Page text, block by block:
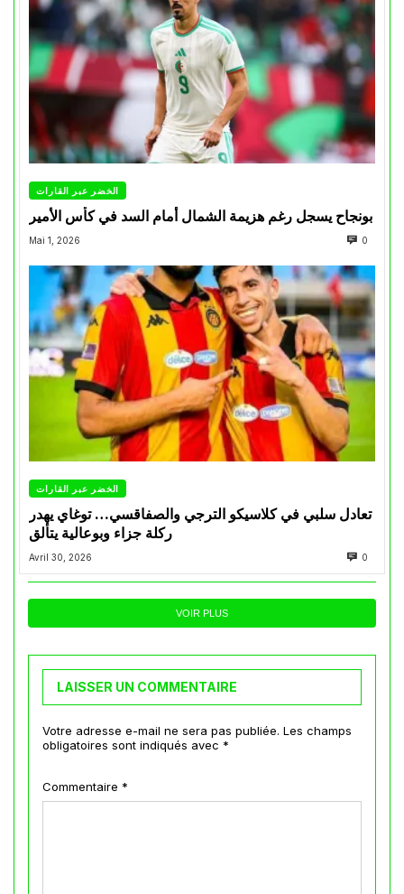
الخضر عبر القارات
بونجاح يسجل رغم هزيمة الشمال أمام السد في كأس الأمير
Mai 1, 2026 0
الخضر عبر القارات
تعادل سلبي في كلاسيكو الترجي والصفاقسي… توغاي يهدر
ركلة جزاء وبوعالية يتألق
Avril 30, 2026 0
VOIR PLUS
LAISSER UN COMMENTAIRE
Votre adresse e-mail ne sera pas publiée. Les champs
obligatoires sont indiqués avec *
Commentaire *